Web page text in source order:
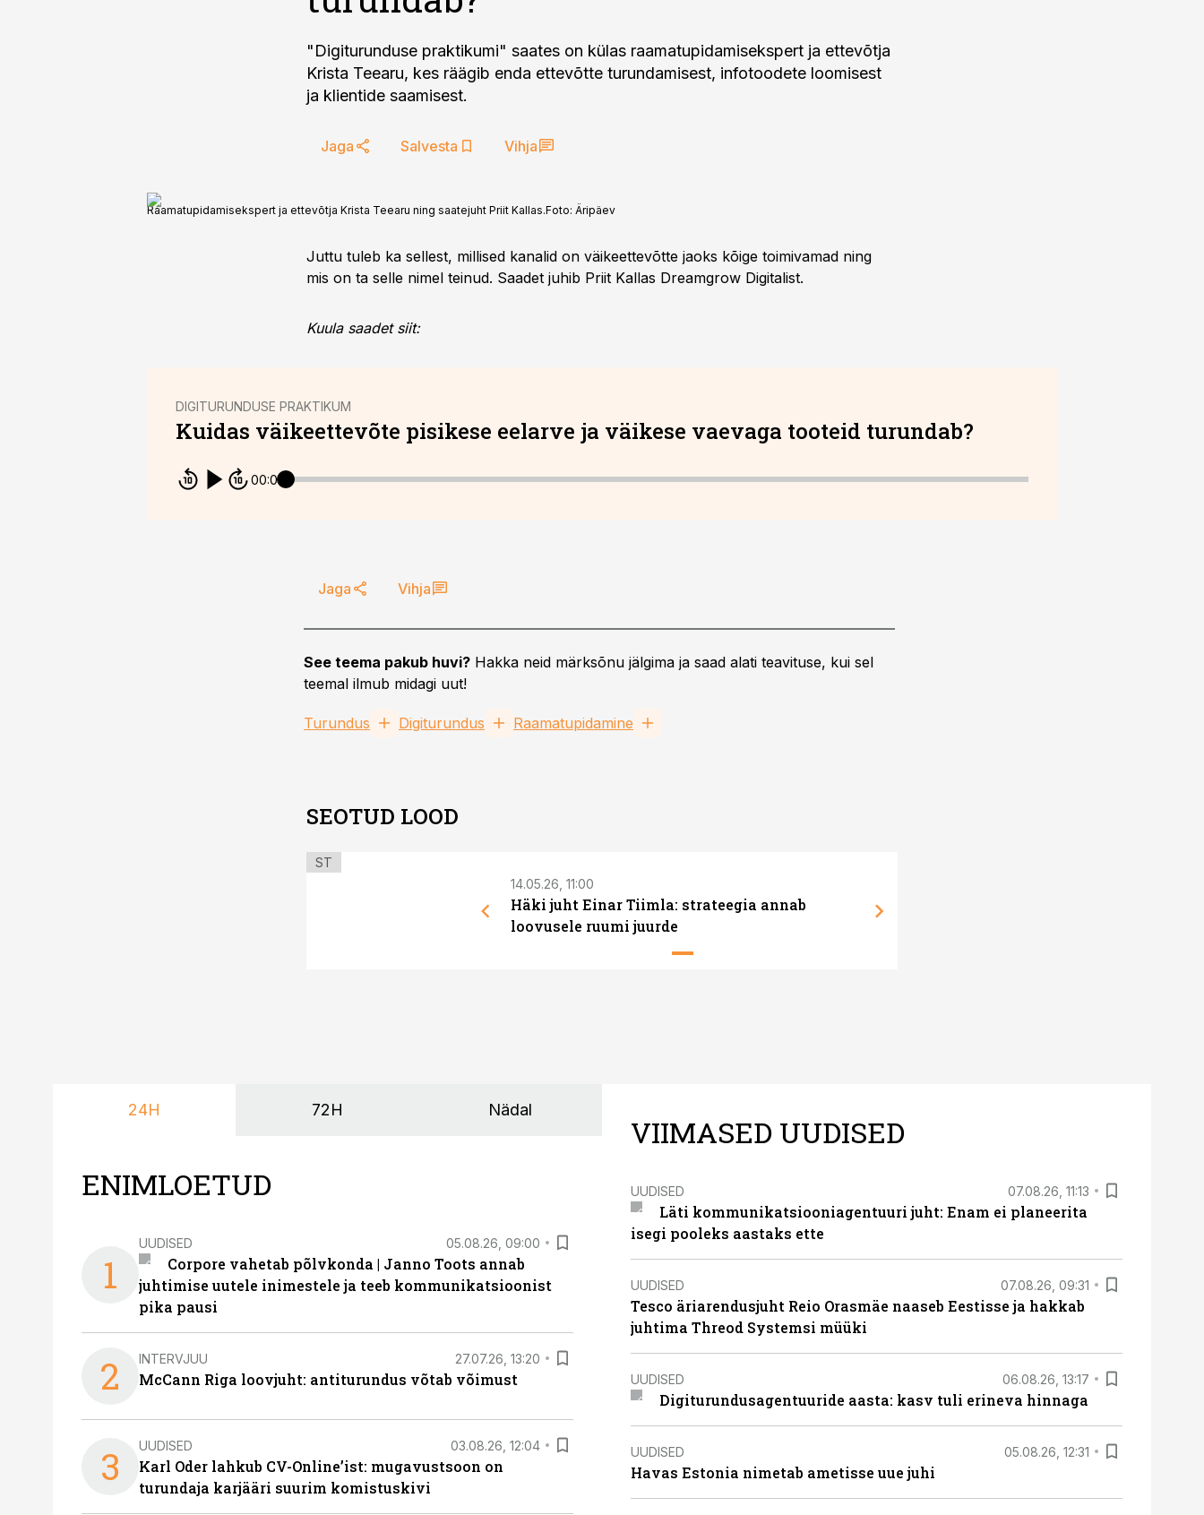
"Digiturunduse praktikumi" saates on külas raamatupidamisekspert ja ettevõtja
Krista Teearu, kes räägib enda ettevõtte turundamisest, infotoodete loomisest
ja klientide saamisest.
Jaga Salvesta Vihja
Raamatupidamisekspert ja ettevõtja Krista Teearu ning saatejuht Priit Kallas.Foto: Äripäev
Juttu tuleb ka sellest, millised kanalid on väikeettevõtte jaoks kõige toimivamad ning
mis on ta selle nimel teinud. Saadet juhib Priit Kallas Dreamgrow Digitalist.
Kuula saadet siit:
DIGITURUNDUSE PRAKTIKUM
Kuidas väikeettevõte pisikese eelarve ja väikese vaevaga tooteid turundab?
00:00
Jaga Vihja
See teema pakub huvi? Hakka neid märksõnu jälgima ja saad alati teavituse, kui sel
teemal ilmub midagi uut!
Turundus Digiturundus Raamatupidamine
SEOTUD LOOD
ST
14.05.26, 11:00
Häki juht Einar Tiimla: strateegia annab
loovusele ruumi juurde
24H 72H Nädal
ENIMLOETUD
1
UUDISED 05.08.26, 09:00
Corpore vahetab põlvkonda | Janno Toots annab
juhtimise uutele inimestele ja teeb kommunikatsioonist
pika pausi
2 INTERVJUU 27.07.26, 13:20
McCann Riga loovjuht: antiturundus võtab võimust
3 UUDISED 03.08.26, 12:04
Karl Oder lahkub CV-Online’ist: mugavustsoon on
turundaja karjääri suurim komistuskivi
VIIMASED UUDISED
UUDISED 07.08.26, 11:13
Läti kommunikatsiooniagentuuri juht: Enam ei planeerita
isegi pooleks aastaks ette
UUDISED 07.08.26, 09:31
Tesco äriarendusjuht Reio Orasmäe naaseb Eestisse ja hakkab
juhtima Threod Systemsi müüki
UUDISED 06.08.26, 13:17
Digiturundusagentuuride aasta: kasv tuli erineva hinnaga
UUDISED 05.08.26, 12:31
Havas Estonia nimetab ametisse uue juhi